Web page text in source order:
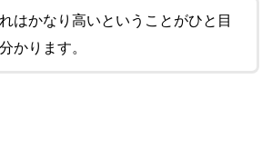
はかなり高いということがひと目
かります。